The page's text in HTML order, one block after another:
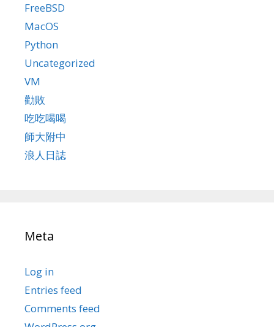
FreeBSD
MacOS
Python
Uncategorized
VM
勸敗
吃吃喝喝
師大附中
浪人日誌
Meta
Log in
Entries feed
Comments feed